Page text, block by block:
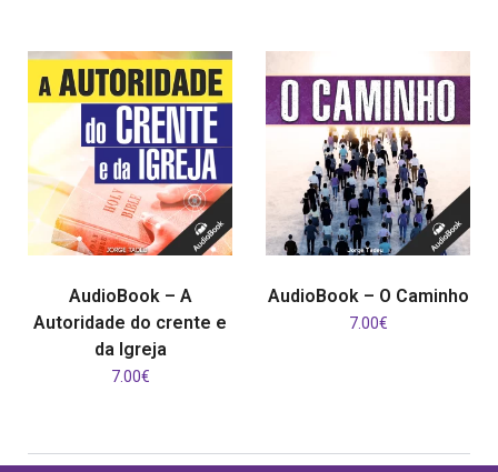
ADICIONAR
AudioBook – A
Autoridade do crente e
da Igreja
7.00€
ADICIONAR
AudioBook – O Caminho
7.00€